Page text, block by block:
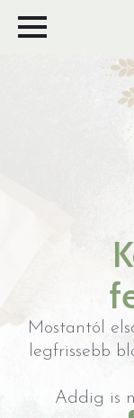
Skip
to
Mostantól
legfrissebb
Addig is